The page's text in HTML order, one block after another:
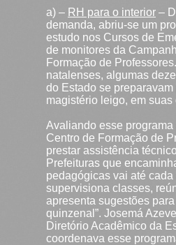
a) – RH para o interior –
demanda, abriu-se um
estudo nos Cursos de
de monitores da
Formação de
natalenses, algumas
do Estado se
magistério leigo, em
Avaliando esse
Centro de Formação de
prestar assistência
Prefeituras que
pedagógicas vai até
supervisiona classes,
apresenta sugestões
quinzenal”. Josemá
Diretório Acadêmico da
coordenava esse